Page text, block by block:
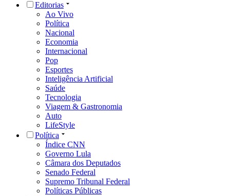
Editorias
Ao Vivo
Política
Nacional
Economia
Internacional
Pop
Esportes
Inteligência Artificial
Saúde
Tecnologia
Viagem & Gastronomia
Auto
LifeStyle
Política
Índice CNN
Governo Lula
Câmara dos Deputados
Senado Federal
Supremo Tribunal Federal
Políticas Públicas